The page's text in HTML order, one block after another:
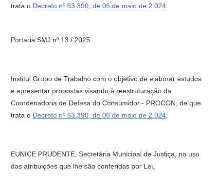
trata o Decreto nº 63.390, de 06 de maio de 2.024
Portaria SMJ nº 13 / 2025
Institui Grupo de Trabalho com o objetivo de elaborar estudos
e apresentar propostas visando à reestruturação da
Coordenadoria de Defesa do Consumidor - PROCON, de que
trata o Decreto nº 63.390, de 06 de maio de 2.024
EUNICE PRUDENTE, Secretária Municipal de Justiça, no uso
das atribuições que lhe são conferidas por Lei,